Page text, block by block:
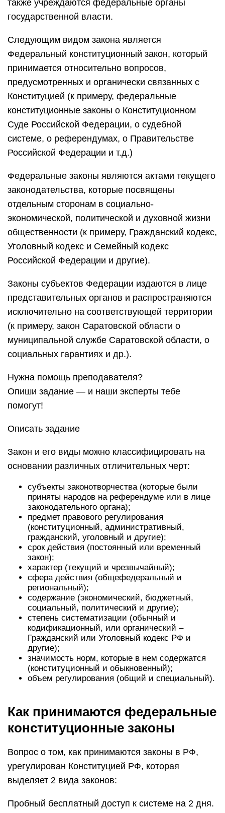
также учреждаются федеральные органы
государственной власти.
Следующим видом закона является
Федеральный конституционный закон, который
принимается относительно вопросов,
предусмотренных и органически связанных с
Конституцией (к примеру, федеральные
конституционные законы о Конституционном
Суде Российской Федерации, о судебной
системе, о референдумах, о Правительстве
Российской Федерации и т.д.)
Федеральные законы являются актами текущего
законодательства, которые посвящены
отдельным сторонам в социально-
экономической, политической и духовной жизни
общественности (к примеру, Гражданский кодекс,
Уголовный кодекс и Семейный кодекс
Российской Федерации и другие).
Законы субъектов Федерации издаются в лице
представительных органов и распространяются
исключительно на соответствующей территории
(к примеру, закон Саратовской области о
муниципальной службе Саратовской области, о
социальных гарантиях и др.).
Нужна помощь преподавателя?
Опиши задание — и наши эксперты тебе
помогут!
Описать задание
Закон и его виды можно классифицировать на
основании различных отличительных черт:
субъекты законотворчества (которые были
приняты народов на референдуме или в лице
законодательного органа);
предмет правового регулирования
(конституционный, административный,
гражданский, уголовный и другие);
срок действия (постоянный или временный
закон);
характер (текущий и чрезвычайный);
сфера действия (общефедеральный и
региональный);
содержание (экономический, бюджетный,
социальный, политический и другие);
степень систематизации (обычный и
кодификационный, или органический –
Гражданский или Уголовный кодекс РФ и
другие);
значимость норм, которые в нем содержатся
(конституционный и обыкновенный);
объем регулирования (общий и специальный).
Как принимаются федеральные
конституционные законы
Вопрос о том, как принимаются законы в РФ,
урегулирован Конституцией РФ, которая
выделяет 2 вида законов:
Пробный бесплатный доступ к системе на 2 дня.